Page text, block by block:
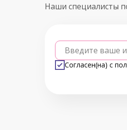
Наши специалисты
Введите ваше
Согласен(на) с